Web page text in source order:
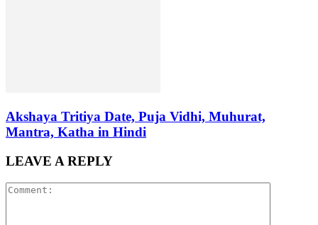
Akshaya Tritiya Date, Puja Vidhi, Muhurat,
Mantra, Katha in Hindi
LEAVE A REPLY